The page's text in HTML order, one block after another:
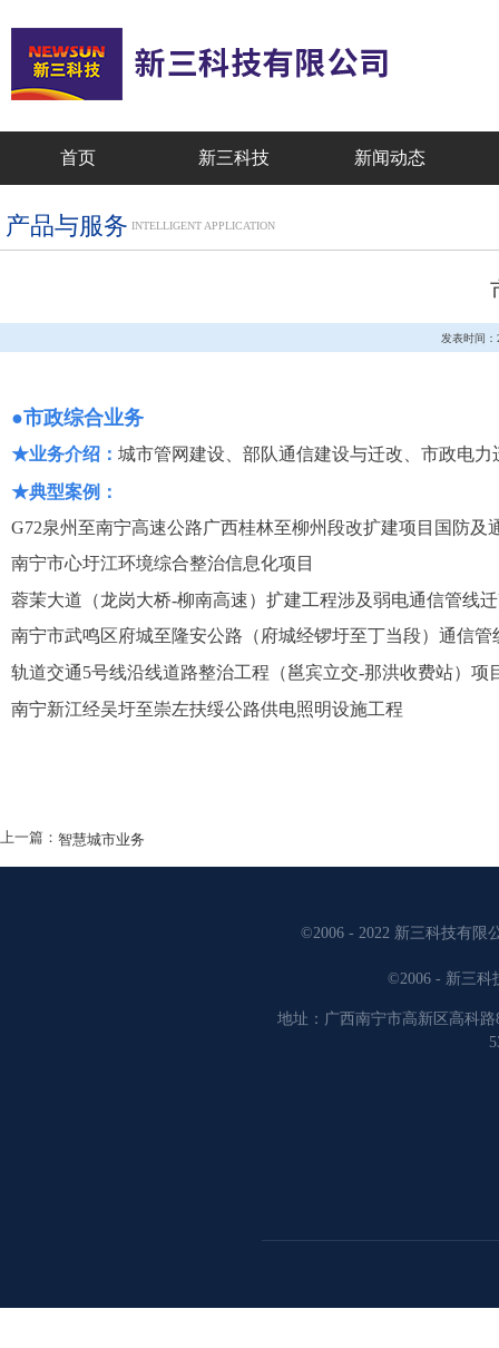
首页 新三科技 新闻动态
产品与服务 INTELLIGENT APPLICATION
发表时间：
●市政综合业务
★业务介绍： 城市管网建设、部队通信建设与迁改、市政电
★典型案例：
G72泉州至南宁高速公路广西桂林至柳州段改扩建项目国防及
南宁市心圩江环境综合整治信息化项目
蓉茉大道（龙岗大桥-柳南高速）扩建工程涉及弱电通信管线
南宁市武鸣区府城至隆安公路（府城经锣圩至丁当段）通信管
轨道交通5号线沿线道路整治工程（邕宾立交-那洪收费站）项
南宁新江经吴圩至崇左扶绥公路供电照明设施工程
上一篇： 智慧城市业务
©2006 - 2022 新三科技有限
©2006 - 新三科
地址：广西南宁市高新区高科